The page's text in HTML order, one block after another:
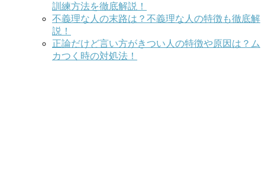
訓練方法を徹底解説！
不義理な人の末路は？不義理な人の特徴も徹底解
説！
正論だけど言い方がきつい人の特徴や原因は？ム
カつく時の対処法！